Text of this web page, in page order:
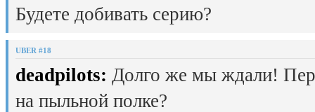
Будете добивать серию?
UBER #18
deadpilots: Долго же мы ждали!
на пыльной полке?